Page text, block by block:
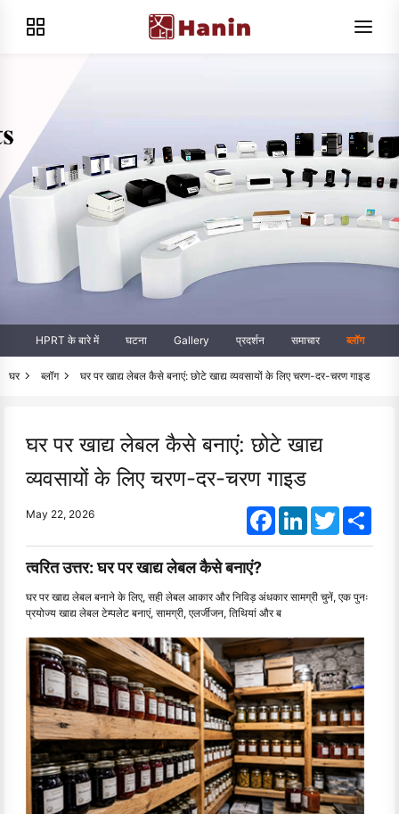
HPRT के बारे में घटना Gallery प्रदर्शन समाचार ब्लॉग
घर ब्लॉग घर पर खाद्य लेबल कैसे बनाएं: छोटे खाद्य व्यवसायों के लिए चरण-दर-चरण गाइड
घर पर खाद्य लेबल कैसे बनाएं: छोटे खाद्य
व्यवसायों के लिए चरण-दर-चरण गाइड
May 22, 2026 FacebookLinkedInTwitter
त्वरित उत्तर: घर पर खाद्य लेबल कैसे बनाएं?
घर पर खाद्य लेबल बनाने के लिए, सही लेबल आकार और निविड़ अंधकार सामग्री चुनें, एक पुनः
प्रयोज्य खाद्य लेबल टेम्पलेट बनाएं, सामग्री, एलर्जीजन, तिथियां और ब